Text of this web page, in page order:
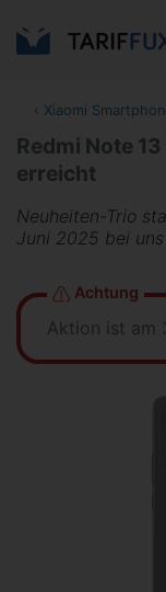
‹ Xiaomi
Redmi Note
erreicht
Neuheiten-Trio
Juni 2025 bei
Achtung
Aktion ist am